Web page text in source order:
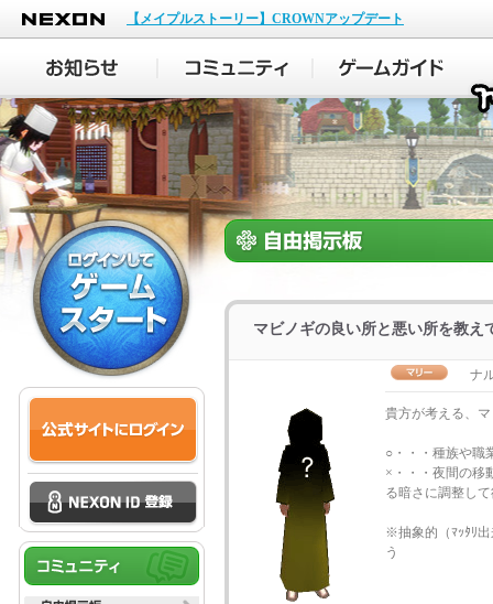
NEXON
【メイプルストーリー】CROWNアップデート
マビノギの良い所と悪い所を教え
ナ
貴方が考える、
○・・・種族や職
×・・・夜間の移
る暗さに調整し
※抽象的（ﾏｯﾀﾘ
う